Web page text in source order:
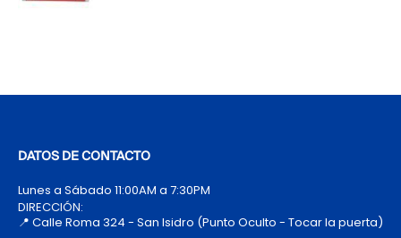
DATOS DE CONTACTO
Lunes a Sábado 11:00AM a 7:30PM
DIRECCIÓN:
📍 Calle Roma 324 - San Isidro (Punto Oculto - Tocar la puerta)